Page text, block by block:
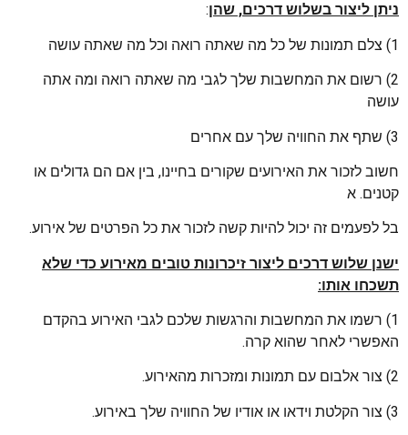
ניתן ליצור בשלוש דרכים, שהן:
1) צלם תמונות של כל מה שאתה רואה וכל מה שאתה עושה
2) רשום את המחשבות שלך לגבי מה שאתה רואה ומה אתה
עושה
3) שתף את החוויה שלך עם אחרים
חשוב לזכור את האירועים שקורים בחיינו, בין אם הם גדולים או
קטנים. א
בל לפעמים זה יכול להיות קשה לזכור את כל הפרטים של אירוע.
ישנן שלוש דרכים ליצור זיכרונות טובים מאירוע כדי שלא
תשכחו אותו:
1) רשמו את המחשבות והרגשות שלכם לגבי האירוע בהקדם
האפשרי לאחר שהוא קרה.
2) צור אלבום עם תמונות ומזכרות מהאירוע.
3) צור הקלטת וידאו או אודיו של החוויה שלך באירוע.